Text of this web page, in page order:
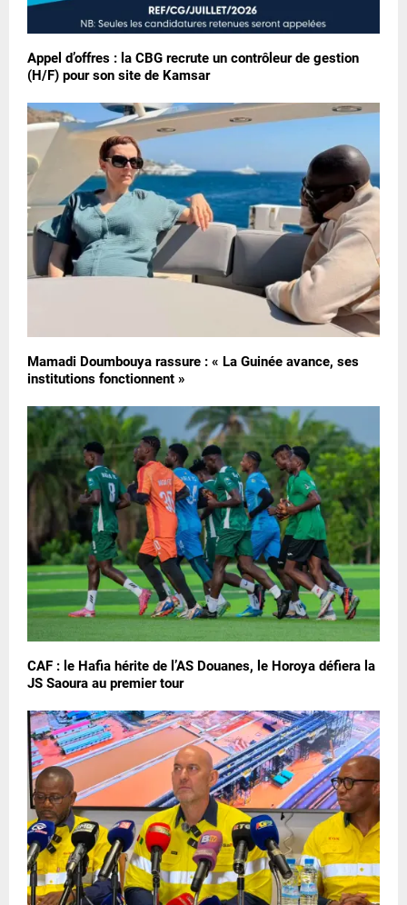
Appel d’offres : la CBG recrute un contrôleur de gestion
(H/F) pour son site de Kamsar
Mamadi Doumbouya rassure : « La Guinée avance, ses
institutions fonctionnent »
CAF : le Hafia hérite de l’AS Douanes, le Horoya défiera la
JS Saoura au premier tour